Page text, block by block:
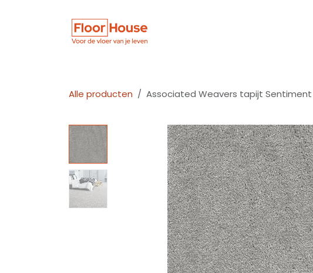
Alle producten Associated Weavers tapijt